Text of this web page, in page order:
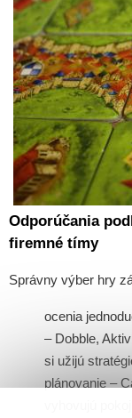
Odporúčania
firemné tímy
Správny výber hry
ocenia
– Dobble,
si užijú
plánovanie –